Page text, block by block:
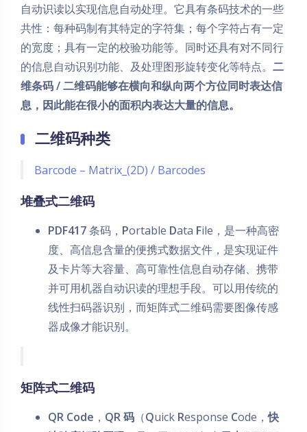
自动识读以实现信息自动处理。它具有条码技术的一些
共性：每种码制有其特定的字符集；每个字符占有一定
的宽度；具有一定的校验功能等。同时还具有对不同行
的信息自动识别功能、及处理图形旋转变化等特点。 二
维条码 / 二维码能够在横向和纵向两个方位同时表达信
息，因此能在很小的面积内表达大量的信息。
二维码种类
Barcode – Matrix_(2D) / Barcodes
堆叠式二维码
PDF417条码， Portable Data File，是一种高密
度、高信息含量的便携式数据文件，是实现证件
及卡片等大容量、高可靠性信息自动存储、携带
并可用机器自动识读的理想手段。可以用传统的
线性扫码器识别，而矩阵式二维码需要图像传感
器成像才能识别。
矩阵式二维码
QR Code ， QR 码 （Quick Response Code，快